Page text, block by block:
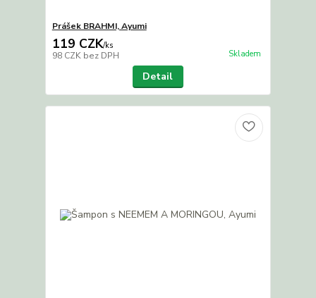
Prášek BRAHMI, Ayumi
119 CZK/ks
98 CZK bez DPH Skladem
Detail